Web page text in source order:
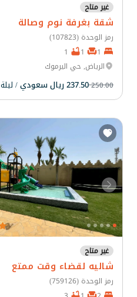
غير متاح
شقة بغرفة نوم وصالة
رمز الوحدة (107823)
الرياض, حي اليرموك
250.00237.50 ريال سعودي / ليلة
غير متاح
شاليه لقضاء وقت ممتع
رمز الوحدة (759126)